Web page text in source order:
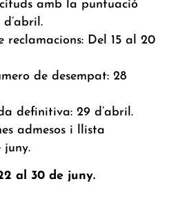
amb la puntuació
d’abril.
reclamacions: Del 15 al 20
de desempat: 28
definitiva: 29 d’abril.
admesos i llista
juny.
al 30 de juny.